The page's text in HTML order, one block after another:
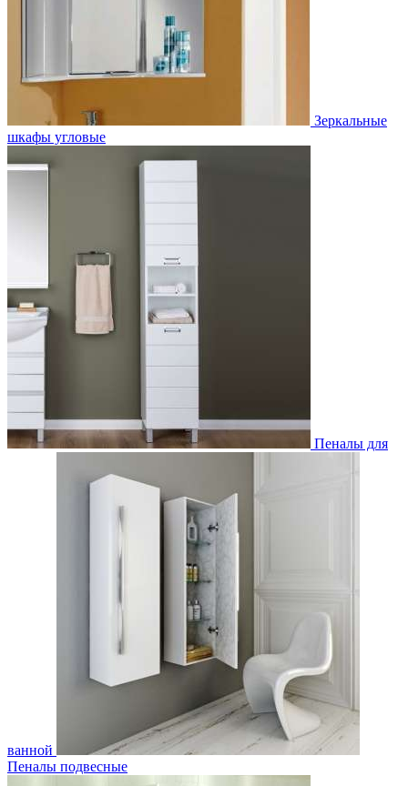
Зеркальные
шкафы угловые
Пеналы для
ванной
Пеналы подвесные